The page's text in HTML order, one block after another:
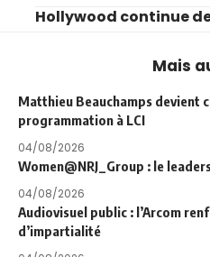
Hollywood continue
Mais
Matthieu Beauchamps devient
programmation à LCI
04/08/2026
Women@NRJ_Group : le
04/08/2026
Audiovisuel public : l’Arcom
d’impartialité